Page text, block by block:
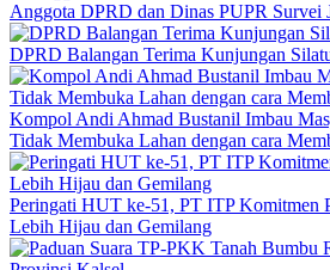
Anggota DPRD dan Dinas PUPR Survei
DPRD Balangan Terima Kunjungan
Kompol Andi Ahmad Bustanil Imbau
Tidak Membuka Lahan dengan cara
Peringati HUT ke-51, PT ITP Komitmen
Lebih Hijau dan Gemilang